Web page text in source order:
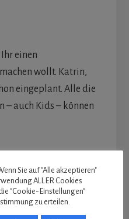
einen
wollt. Katrin,
eingeplant. Alle die
– auch Kids – können
Sie auf "Alle akzeptieren"
ALLER Cookies
"Cookie-Einstellungen"
zu erteilen.